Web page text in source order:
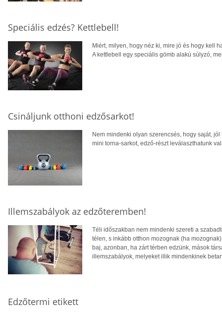
Speciális edzés? Kettlebell!
Miért, milyen, hogy néz ki, mire jó és hogy kell
A kettlebell egy speciális gömb alakú súlyzó,
Csináljunk otthoni edzősarkot!
Nem mindenki olyan szerencsés, hogy saját,
mini torna-sarkot, edző-részt leválaszthatunk
Illemszabályok az edzőteremben!
Téli időszakban nem mindenki szereti a
télen, s inkább otthon mozognak (ha
baj, azonban, ha zárt térben edzünk, mások
illemszabályok, melyeket illik mindenkinek
Edzőtermi etikett